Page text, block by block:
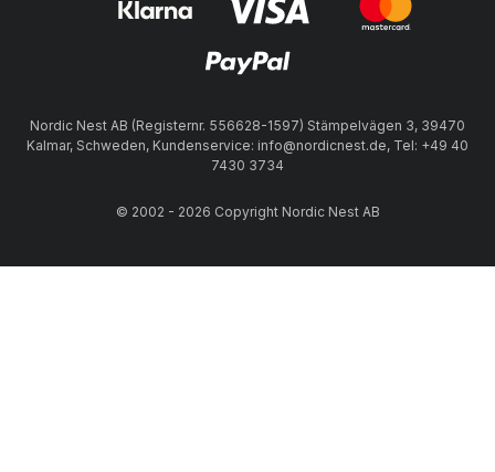
Nordic Nest AB (Registernr. 556628-1597) Stämpelvägen 3, 39470
Kalmar, Schweden, Kundenservice: info@nordicnest.de, Tel: +49 40
7430 3734
© 2002 - 2026 Copyright Nordic Nest AB